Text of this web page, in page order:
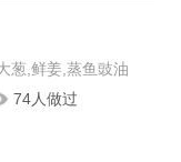
葱,鲜姜,蒸鱼豉油
74人做过